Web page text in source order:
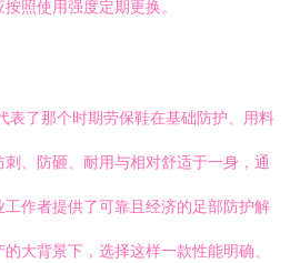
照使用强度定期更换。
表了那个时期劳保鞋在基础防护、用料
、防砸、耐用与相对舒适于一身，通
作者提供了可靠且经济的足部防护解
大背景下，选择这样一款性能明确、